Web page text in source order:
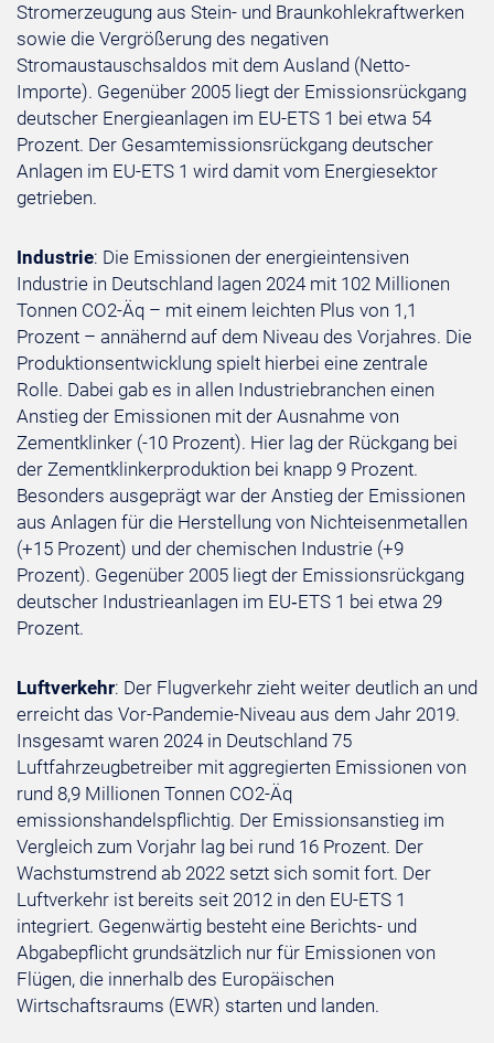
Stromerzeugung aus Stein- und Braunkohlekraftwerken
sowie die Vergrößerung des negativen
Stromaustauschsaldos mit dem Ausland (Netto-
Importe). Gegenüber 2005 liegt der Emissionsrückgang
deutscher Energieanlagen im EU-ETS 1 bei etwa 54
Prozent. Der Gesamtemissionsrückgang deutscher
Anlagen im EU-ETS 1 wird damit vom Energiesektor
getrieben.
Industrie: Die Emissionen der energieintensiven
Industrie in Deutschland lagen 2024 mit 102 Millionen
Tonnen CO2-Äq – mit einem leichten Plus von 1,1
Prozent – annähernd auf dem Niveau des Vorjahres. Die
Produktionsentwicklung spielt hierbei eine zentrale
Rolle. Dabei gab es in allen Industriebranchen einen
Anstieg der Emissionen mit der Ausnahme von
Zementklinker (-10 Prozent). Hier lag der Rückgang bei
der Zementklinkerproduktion bei knapp 9 Prozent.
Besonders ausgeprägt war der Anstieg der Emissionen
aus Anlagen für die Herstellung von Nichteisenmetallen
(+15 Prozent) und der chemischen Industrie (+9
Prozent). Gegenüber 2005 liegt der Emissionsrückgang
deutscher Industrieanlagen im EU‑ETS 1 bei etwa 29
Prozent.
Luftverkehr: Der Flugverkehr zieht weiter deutlich an und
erreicht das Vor-Pandemie-Niveau aus dem Jahr 2019.
Insgesamt waren 2024 in Deutschland 75
Luftfahrzeugbetreiber mit aggregierten Emissionen von
rund 8,9 Millionen Tonnen CO2-Äq
emissionshandelspflichtig. Der Emissionsanstieg im
Vergleich zum Vorjahr lag bei rund 16 Prozent. Der
Wachstumstrend ab 2022 setzt sich somit fort. Der
Luftverkehr ist bereits seit 2012 in den EU-ETS 1
integriert. Gegenwärtig besteht eine Berichts- und
Abgabepflicht grundsätzlich nur für Emissionen von
Flügen, die innerhalb des Europäischen
Wirtschaftsraums (EWR) starten und landen.